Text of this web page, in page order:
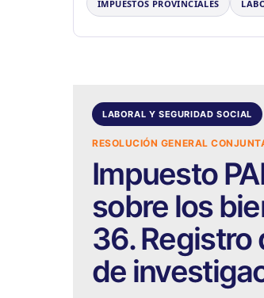
IMPUESTOS PROVINCIALES
LABORAL Y SEGURIDAD SOCIAL
RESOLUCIÓN GENERAL
Impuesto
sobre los
36. Registro
de